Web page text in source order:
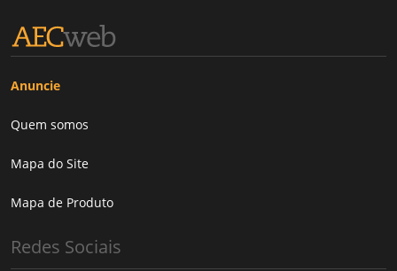
Anuncie
Quem somos
Mapa do Site
Mapa de Produto
Redes Sociais